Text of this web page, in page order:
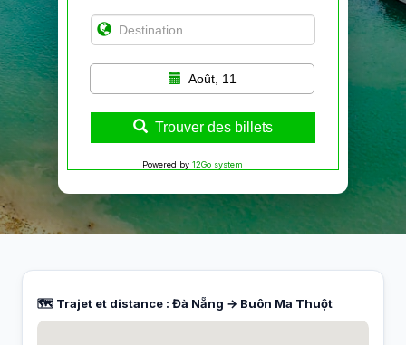
Août, 11
Trouver des billets
Powered by 12Go system
🗺️ Trajet et distance : Đà Nẵng → Buôn Ma Thuột